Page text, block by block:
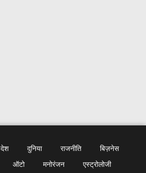
देश दुनिया राजनीति
बिज़नेस
ऑटो मनोरंजन
एस्ट्रोलोजी